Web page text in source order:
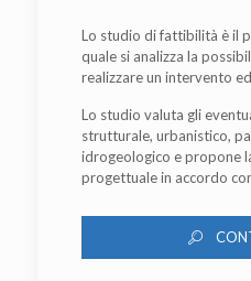
Lo studio di fattibilità è il
quale si analizza la
realizzare un intervento
Lo studio valuta gli
strutturale, urbanistico,
idrogeologico e propone
progettuale in accordo